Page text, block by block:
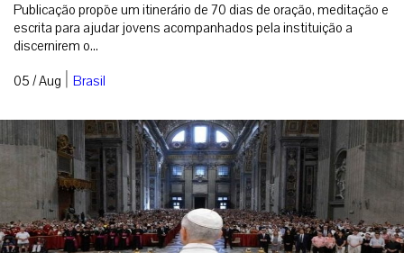
Publicação propõe um itinerário de 70 dias de oração, meditação e
escrita para ajudar jovens acompanhados pela instituição a
discernirem o...
05 / Aug | Brasil